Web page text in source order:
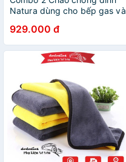
Natura dùng cho bếp gas và
Bảo hành 2 năm
929.000 đ